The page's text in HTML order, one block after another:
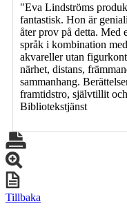
"Eva Lindströms
fantastisk. Hon är
åter prov på detta. Med
språk i kombination
akvareller utan
närhet, distans,
sammanhang.
framtidstro, självtillit
Bibliotekstjänst
Tillbaka